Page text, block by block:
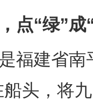
“绿”成
建省南
船头，将